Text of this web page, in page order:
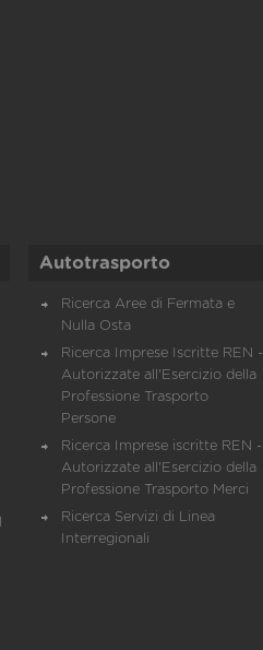
Autotrasporto
Ricerca Aree di Fermata e
Nulla Osta
Ricerca Imprese Iscritte REN -
Autorizzate all'Esercizio della
Professione Trasporto
Persone
Ricerca Imprese iscritte REN -
Autorizzate all'Esercizio della
Professione Trasporto Merci
Ricerca Servizi di Linea
Interregionali